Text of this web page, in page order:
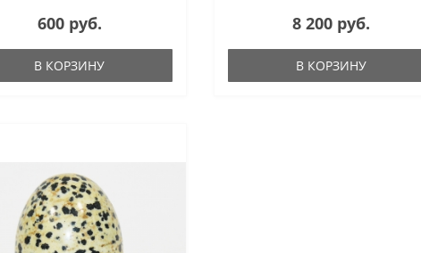
600 руб.
В КОРЗИНУ
8 200 руб.
В КОРЗИНУ